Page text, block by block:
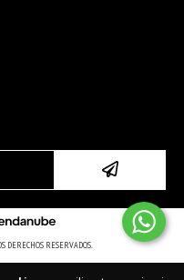
DERECHOS RESERVADOS.